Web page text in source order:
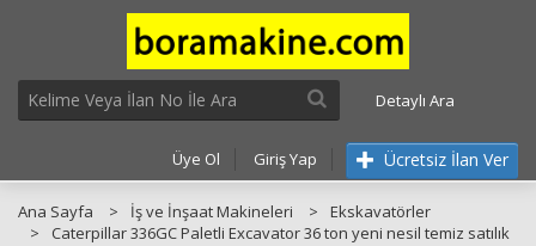
Detaylı Ara
Üye Ol Giriş Yap Ücretsiz İlan Ver
Ana Sayfa İş ve İnşaat Makineleri
Ekskavatörler
Caterpillar 336GC Paletli Excavator 36 ton yeni nesil temiz satılık